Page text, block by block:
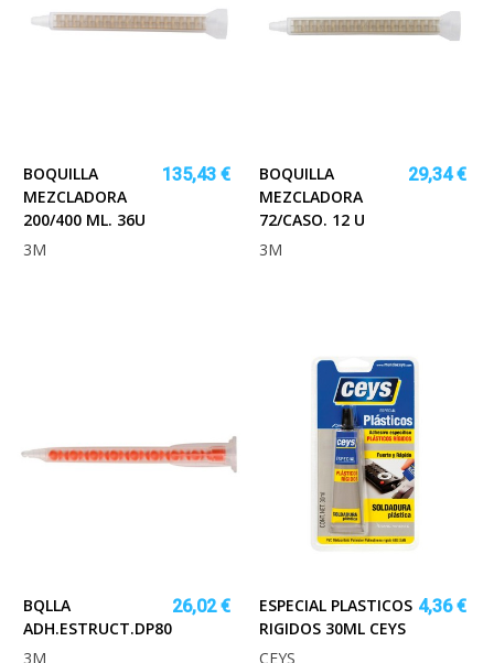
BOQUILLA
MEZCLADORA
200/400 ML. 36U
135,43 €
3M
BOQUILLA
MEZCLADORA
72/CASO. 12 U
29,34 €
3M
BQLLA
ADH.ESTRUCT.DP801/803/810,50ML.12U
26,02 €
3M
ESPECIAL PLASTICOS
RIGIDOS 30ML CEYS
4,36 €
CEYS